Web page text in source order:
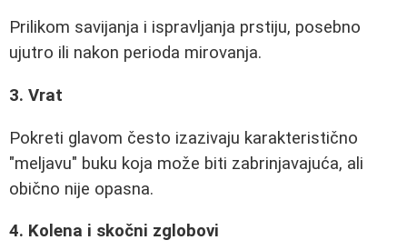
Prilikom savijanja i ispravljanja prstiju, posebno
ujutro ili nakon perioda mirovanja.
3. Vrat
Pokreti glavom često izazivaju karakteristično
"meljavu" buku koja može biti zabrinjavajuća, ali
obično nije opasna.
4. Kolena i skočni zglobovi